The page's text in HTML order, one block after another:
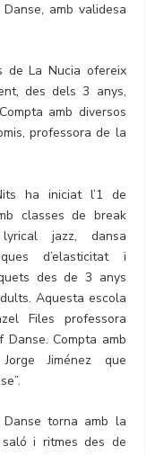
amb validesa
de La Nucia ofereix
des dels 3 anys,
amb diversos
professora de la
ha iniciat l’1 de
classes de break
jazz, dansa
d’elasticitat i
des de 3 anys
Aquesta escola
Files professora
Compta amb
Jiménez que
Danse torna amb la
i ritmes des de